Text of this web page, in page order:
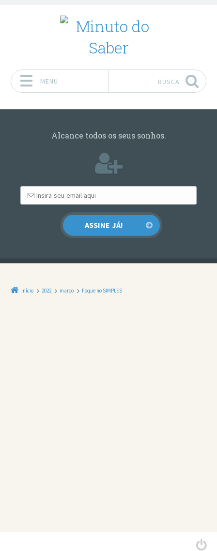
MENU BUSCA
Alcance todos os seus sonhos.
Início 2022 março Foque no SIMPLES